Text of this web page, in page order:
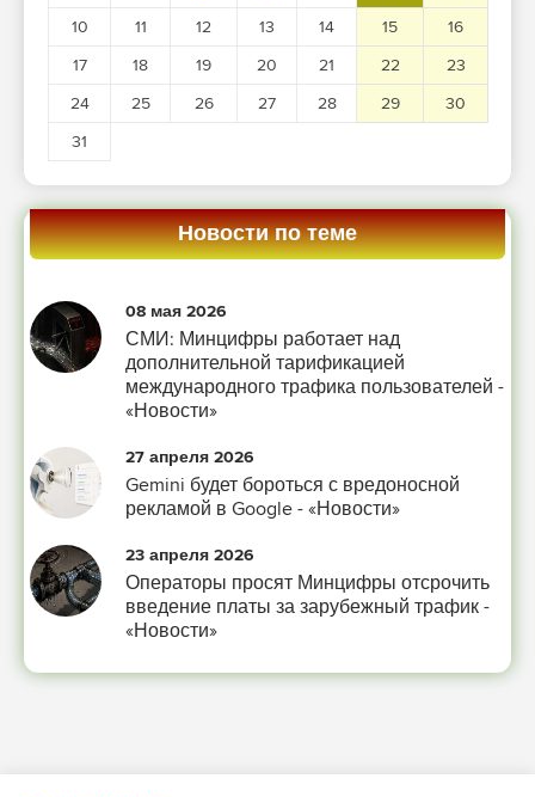
10
11 12 13 14 15
16
17
18 19 20 21 22
23
24
25 26 27 28 29
30
31
Новости по теме
08 мая 2026
СМИ: Минцифры работает над
дополнительной тарификацией
международного трафика пользователей -
«Новости»
27 апреля 2026
Gemini будет бороться с вредоносной
рекламой в Google - «Новости»
23 апреля 2026
Операторы просят Минцифры отсрочить
введение платы за зарубежный трафик -
«Новости»